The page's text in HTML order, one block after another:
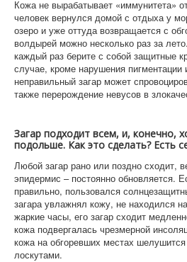
Кожа не вырабатывает «иммунитета»
человек вернулся домой с отдыха у
озеро и уже оттуда возвращается с
волдырей можно несколько раз за
каждый раз берите с собой защитные
случае, кроме нарушения пигментации
неправильный загар может
также перерождение невусов в
Загар подходит всем, и, конечно,
подольше. Как это сделать? Есть
Любой загар рано или поздно сходит,
эпидермис – постоянно обновляется.
правильно, пользовался
загара увлажнял кожу, не находился
жаркие часы, его загар сходит
кожа подвергалась чрезмерной
кожа на обгоревших местах
лоскутами.